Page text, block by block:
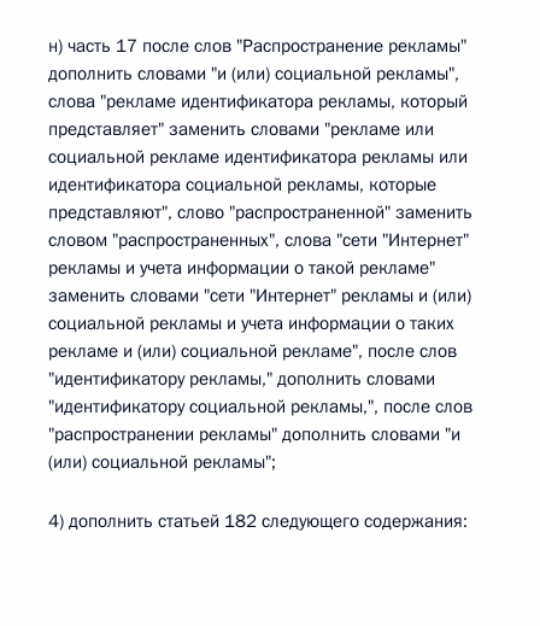
н) часть 17 после слов "Распространение рекламы"
дополнить словами "и (или) социальной рекламы",
слова "рекламе идентификатора рекламы, который
представляет" заменить словами "рекламе или
социальной рекламе идентификатора рекламы или
идентификатора социальной рекламы, которые
представляют", слово "распространенной" заменить
словом "распространенных", слова "сети "Интернет"
рекламы и учета информации о такой рекламе"
заменить словами "сети "Интернет" рекламы и (или)
социальной рекламы и учета информации о таких
рекламе и (или) социальной рекламе", после слов
"идентификатору рекламы," дополнить словами
"идентификатору социальной рекламы,", после слов
"распространении рекламы" дополнить словами "и
(или) социальной рекламы";
4) дополнить статьей 182 следующего содержания: